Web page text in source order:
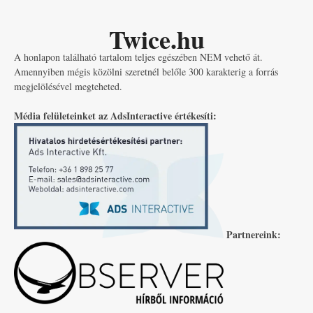
Twice.hu
A honlapon található tartalom teljes egészében NEM vehető át.
Amennyiben mégis közölni szeretnél belőle 300 karakterig a forrás
megjelölésével megteheted.
Média felületeinket az AdsInteractive értékesíti:
Partnereink: